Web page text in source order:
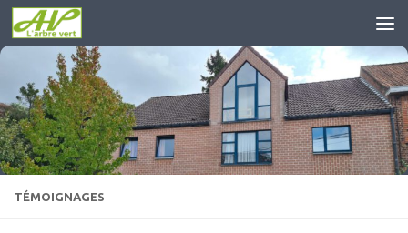
Skip to content
TÉMOIGNAGES